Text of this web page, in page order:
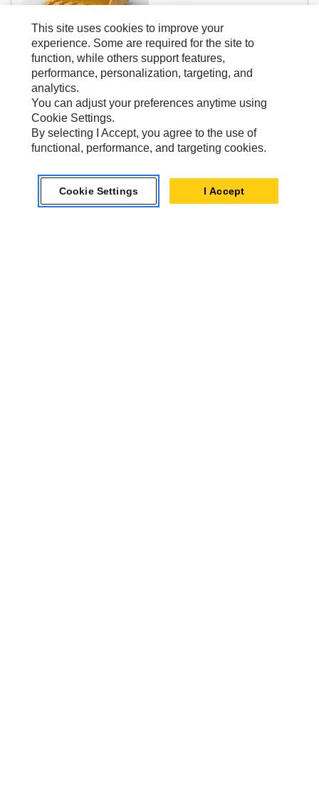
400 kg
Confronta i modelli
This site uses cookies to improve your
experience. Some are required for the site to
function, while others support features,
performance, personalization, targeting, and
analytics.
You can adjust your preferences anytime using
Cookie Settings.
By selecting I Accept, you agree to the use of
functional, performance, and targeting cookies.
Cookie Settings I Accept